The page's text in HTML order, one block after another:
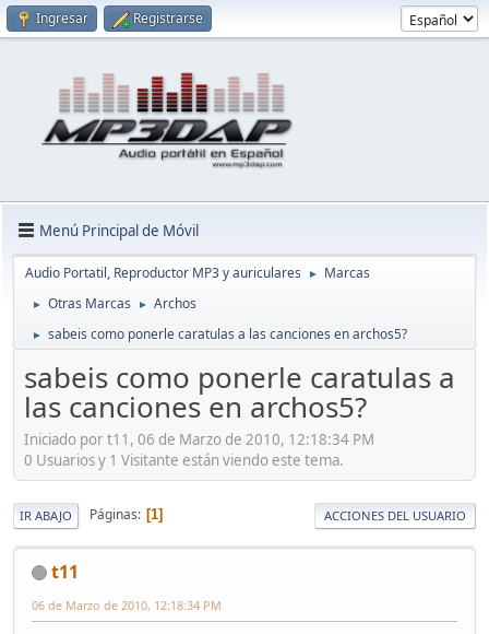
Ingresar Registrarse
Menú Principal de Móvil
Audio Portatil, Reproductor MP3 y auriculares ► Marcas
► Otras Marcas ► Archos
► sabeis como ponerle caratulas a las canciones en archos5?
sabeis como ponerle caratulas a
las canciones en archos5?
Iniciado por t11, 06 de Marzo de 2010, 12:18:34 PM
0 Usuarios y 1 Visitante están viendo este tema.
IR ABAJO Páginas 1 ACCIONES DEL USUARIO
t11
06 de Marzo de 2010, 12:18:34 PM